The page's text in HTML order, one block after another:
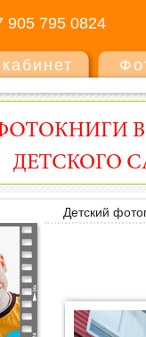
905 795 0824
Детский